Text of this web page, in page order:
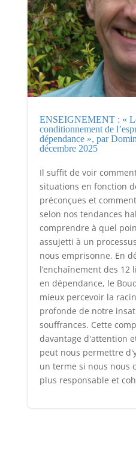
ENSEIGNEMENT : «
conditionnement de
dépendance », par
décembre 2025
Il suffit de voir
situations en fonction
préconçues et
selon nos tendances
comprendre à quel
assujetti à un
nous emprisonne. En
l’enchaînement des
en dépendance, le
mieux percevoir la
profonde de notre
souffrances. Cette
davantage d'attention
peut nous permettre
un terme si nous nous
plus responsable et